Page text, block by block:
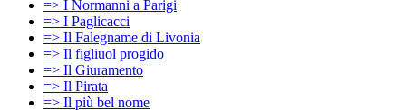
=> I Normanni a Parigi
=> I Paglicacci
=> Il Falegname di Livonia
=> Il figliuol progido
=> Il Giuramento
=> Il Pirata
=> Il più bel nome